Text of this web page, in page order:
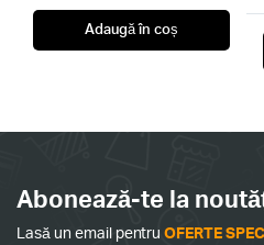
Adaugă în coș
Abonează-te la
Lasă un email pentruOFERTE